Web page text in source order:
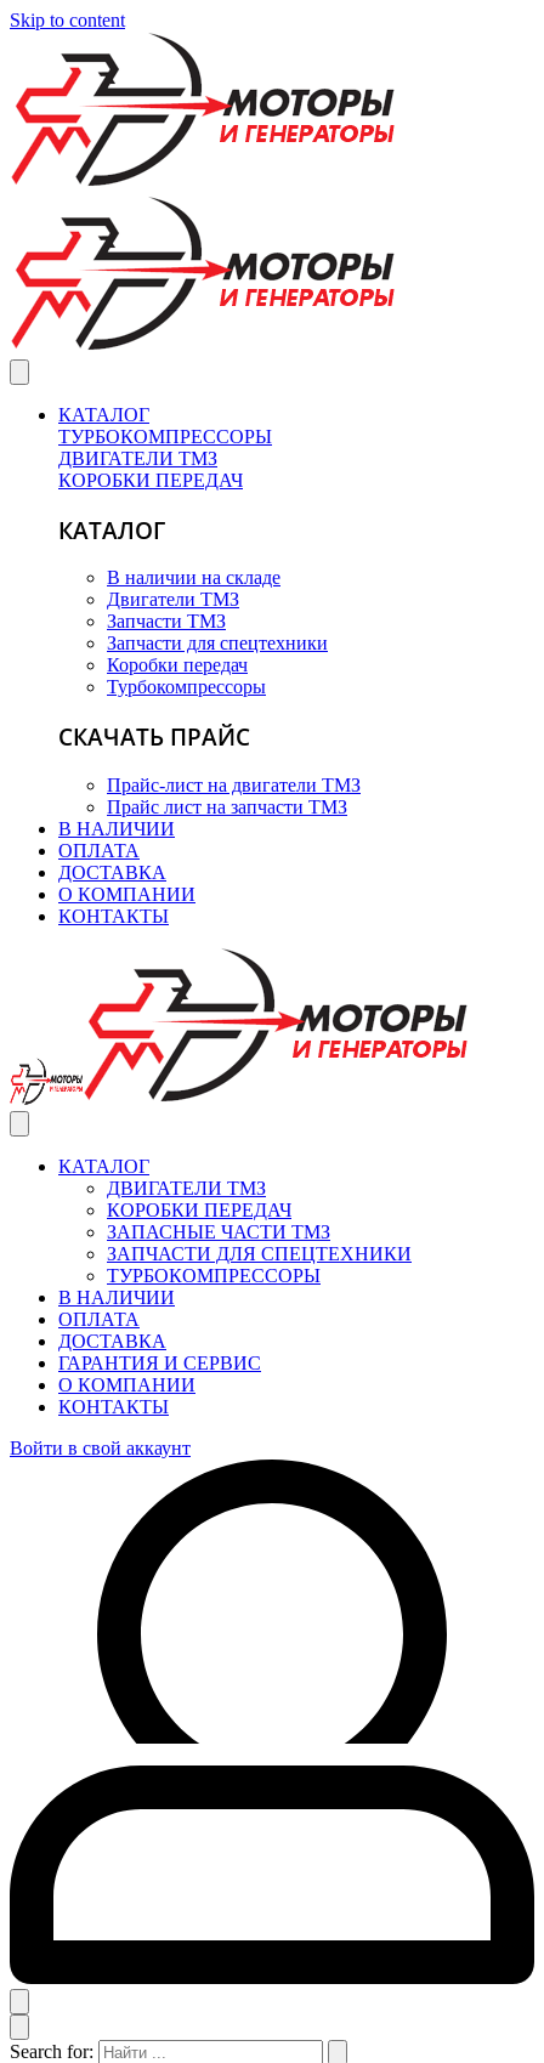
Skip to content
КАТАЛОГ
ТУРБОКОМПРЕССОРЫ
ДВИГАТЕЛИ ТМЗ
КОРОБКИ ПЕРЕДАЧ
КАТАЛОГ
В наличии на складе
Двигатели ТМЗ
Запчасти ТМЗ
Запчасти для спецтехники
Коробки передач
Турбокомпрессоры
СКАЧАТЬ ПРАЙС
Прайс-лист на двигатели ТМЗ
Прайс лист на запчасти ТМЗ
В НАЛИЧИИ
ОПЛАТА
ДОСТАВКА
О КОМПАНИИ
КОНТАКТЫ
КАТАЛОГ
ДВИГАТЕЛИ ТМЗ
КОРОБКИ ПЕРЕДАЧ
ЗАПАСНЫЕ ЧАСТИ ТМЗ
ЗАПЧАСТИ ДЛЯ СПЕЦТЕХНИКИ
ТУРБОКОМПРЕССОРЫ
В НАЛИЧИИ
ОПЛАТА
ДОСТАВКА
ГАРАНТИЯ И СЕРВИС
О КОМПАНИИ
КОНТАКТЫ
Войти в свой аккаунт
Search for: